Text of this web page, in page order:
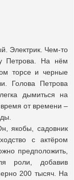
Электрик. Чем-то
Петрова. На нём
торсе и черные
Голова Петрова
дымиться на
время от времени –
якобы, садовник
с актёром
предположить,
роли, добавив
200 тысяч. На